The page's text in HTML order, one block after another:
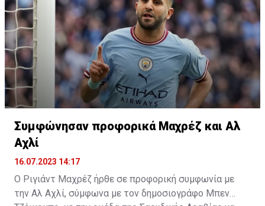
Συμφώνησαν προφορικά Μαχρέζ και Αλ
Αχλί
16.07.2023 14:17
Ο Ριγιάντ Μαχρέζ ήρθε σε προφορική συμφωνία με
την Αλ Αχλί, σύμφωνα με τον δημοσιογράφο Μπεν